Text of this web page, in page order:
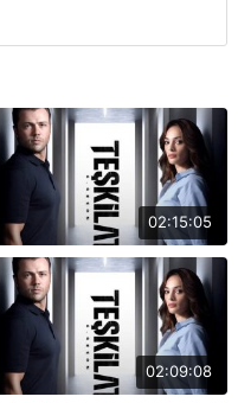
02:15:05
02:09:08